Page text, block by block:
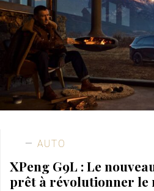
AUTO
XPeng G9L : Le
prêt à révolutionner le